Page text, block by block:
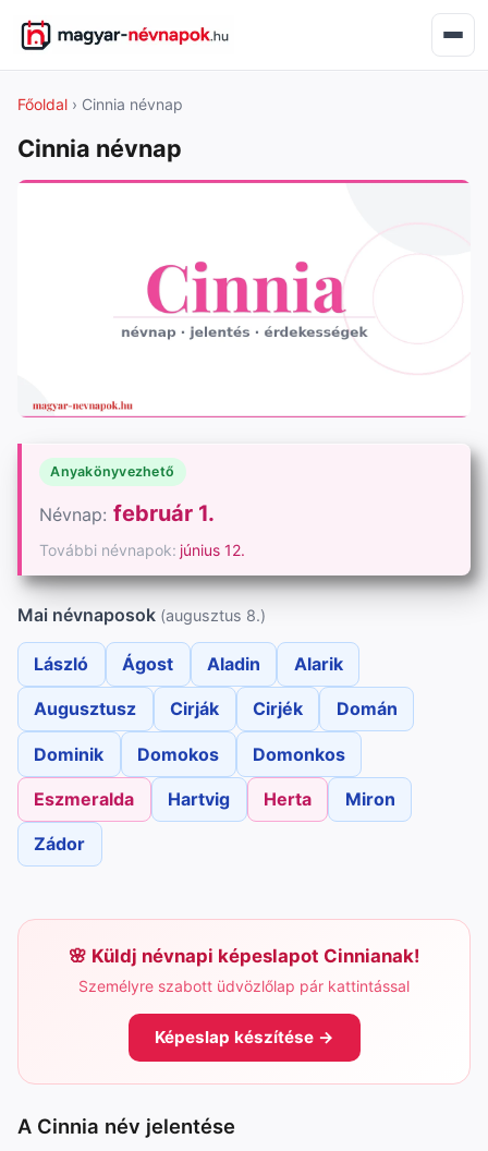
Főoldal › Cinnia névnap
Cinnia névnap
Anyakönyvezhető
Névnap: február 1.
További névnapok: június 12.
Mai névnaposok (augusztus 8.)
László Ágost Aladin Alarik
Augusztusz Cirják Cirjék Domán
Dominik Domokos Domonkos
Eszmeralda Hartvig Herta Miron
Zádor
Küldj névnapi képeslapot Cinnianak!
Személyre szabott üdvözlőlap pár kattintással
Képeslap készítése →
A Cinnia név jelentése